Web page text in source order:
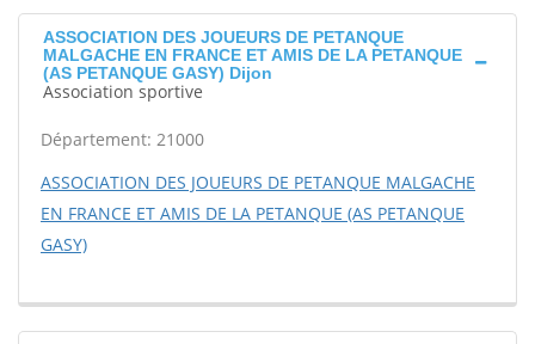
ASSOCIATION DES JOUEURS DE PETANQUE
MALGACHE EN FRANCE ET AMIS DE LA PETANQUE
(AS PETANQUE GASY) Dijon
Association sportive
Département: 21000
ASSOCIATION DES JOUEURS DE PETANQUE MALGACHE
EN FRANCE ET AMIS DE LA PETANQUE (AS PETANQUE
GASY)